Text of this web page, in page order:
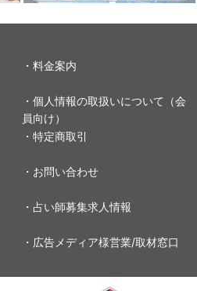
・料金案内
・個人情報の取扱いについて（会
員向け）
・特定商取引
・お問い合わせ
・占い師募集求人情報
・広告メディア様営業/取材窓口